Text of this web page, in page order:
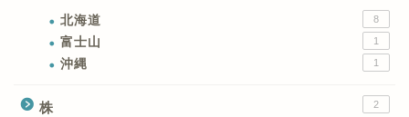
北海道 8
富士山 1
沖縄 1
株 2